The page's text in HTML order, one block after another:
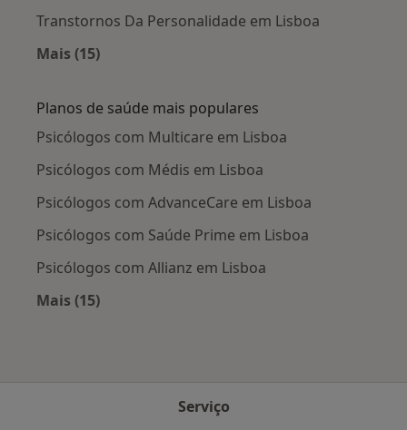
Transtornos Da Personalidade em Lisboa
Mais (15)
Planos de saúde mais populares
Psicólogos com Multicare em Lisboa
Psicólogos com Médis em Lisboa
Psicólogos com AdvanceCare em Lisboa
Psicólogos com Saúde Prime em Lisboa
Psicólogos com Allianz em Lisboa
Mais (15)
Serviço